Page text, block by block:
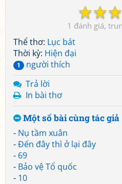
☆
☆
☆
1
Thể thơ: Lục bát
Thời kỳ: Hiện đại
1
người thích
Trả lời
In bài thơ
Một số bài cùng tác giả
- Nụ tầm xuân
-Đến đây thì ở lại đây
- 69
- Bảo vệ Tổ quốc
- 10